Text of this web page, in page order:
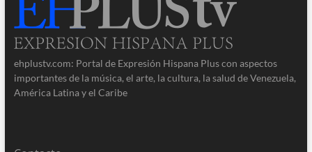
ehplustv.com: Portal de Expresión Hispana Plus con aspectos
importantes de la música, el arte, la cultura, la salud de Venezuela,
América Latina y el Caribe